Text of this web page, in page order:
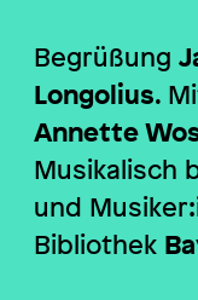
Begrüßung
Longolius.
Annette
Musikalisch
und
Bibliothek